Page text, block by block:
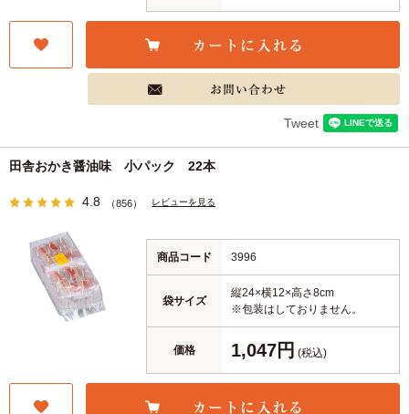
Tweet
田舎おかき醤油味 小パック 22本
4.8 （856） レビューを見る
商品コード 3996
袋サイズ
縦24×横12×高さ8cm
※包装はしておりません。
価格 1,047円 (税込)